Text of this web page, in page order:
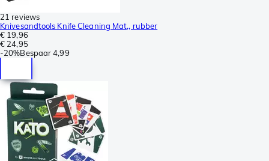
21 reviews
Knivesandtools Knife Cleaning Mat,, rubber
€ 19,96
€ 24,95
-20%Bespaar 4,99